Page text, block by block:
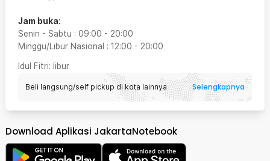
Jam buka:
Senin - Sabtu : 09:00 - 20:00
Minggu/Libur Nasional : 12:00 - 20:00
Idul Fitri: libur
Beli langsung/self pickup di kota lainnya Selengkapnya
Download Aplikasi JakartaNotebook